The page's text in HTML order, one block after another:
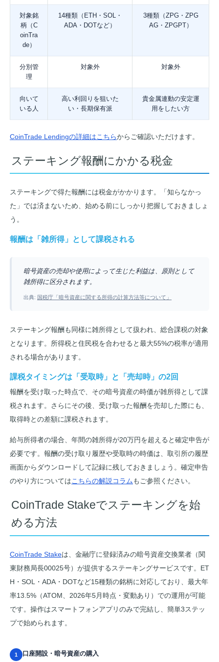
対象銘
柄（C
oinTra
de）
14種類（ETH・SOL・
ADA・DOTなど）
3種類（ZPG・ZPG
AG・ZPGPT）
分別管
理
対象外 対象外
向いて
いる人
高い利回りを狙いた
い・長期保有派
貴金属連動の安定運
用をしたい方
CoinTrade Lendingの詳細はこちらからご確認いただけます。
ステーキング報酬にかかる税金
ステーキングで得た報酬には税金がかかります。「知らなかっ
た」では済まないため、始める前にしっかり把握しておきましょ
う。
報酬は「雑所得」として課税される
暗号資産の売却や使用によって生じた利益は、原則として
雑所得に区分されます。
出典: 国税庁「暗号資産に関する所得の計算方法等について」
ステーキング報酬も同様に雑所得として扱われ、総合課税の対象
となります。所得税と住民税を合わせると最大55%の税率が適用
される場合があります。
課税タイミングは「受取時」と「売却時」の2回
報酬を受け取った時点で、その暗号資産の時価が雑所得として課
税されます。さらにその後、受け取った報酬を売却した際にも、
取得時との差額に課税されます。
給与所得者の場合、年間の雑所得が20万円を超えると確定申告が
必要です。報酬の受け取り履歴や受取時の時価は、取引所の履歴
画面からダウンロードして記録に残しておきましょう。確定申告
のやり方についてはこちらの解説コラムもご参照ください。
CoinTrade Stakeでステーキングを始
める方法
CoinTrade Stakeは、金融庁に登録済みの暗号資産交換業者（関
東財務局長00025号）が提供するステーキングサービスです。ET
H・SOL・ADA・DOTなど15種類の銘柄に対応しており、最大年
率13.5%（ATOM、2026年5月時点・変動あり）での運用が可能
です。操作はスマートフォンアプリのみで完結し、簡単3ステッ
プで始められます。
1 口座開設・暗号資産の購入